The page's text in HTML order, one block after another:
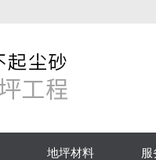
地坪材料 服